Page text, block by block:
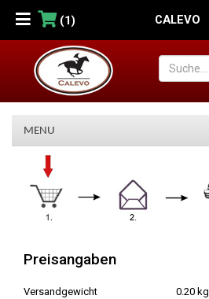
(1) CALEVO
MENU
Warenkorb
Preisangaben
Versandgewicht 0.20 kg